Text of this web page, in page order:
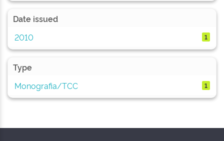
Date issued
2010
1
Type
Monografia/TCC
1